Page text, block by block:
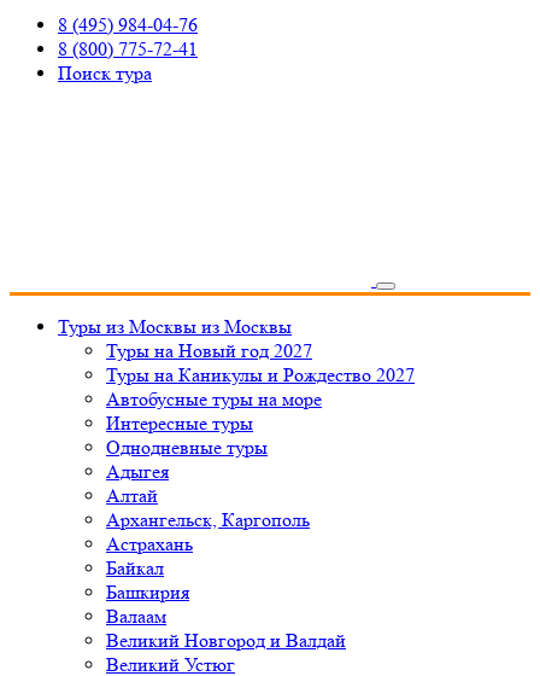
8 (495) 984-04-76
8 (800) 775-72-41
Поиск тура
Туры из Москвы из Москвы
Туры на Новый год 2027
Туры на Каникулы и Рождество 2027
Автобусные туры на море
Интересные туры
Однодневные туры
Адыгея
Алтай
Архангельск, Каргополь
Астрахань
Байкал
Башкирия
Валаам
Великий Новгород и Валдай
Великий Устюг